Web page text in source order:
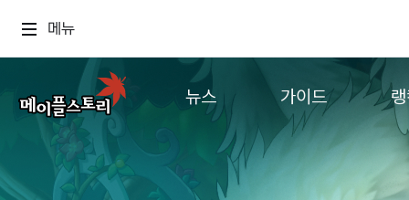
메뉴
뉴스
업데이트
가이드
컨텐